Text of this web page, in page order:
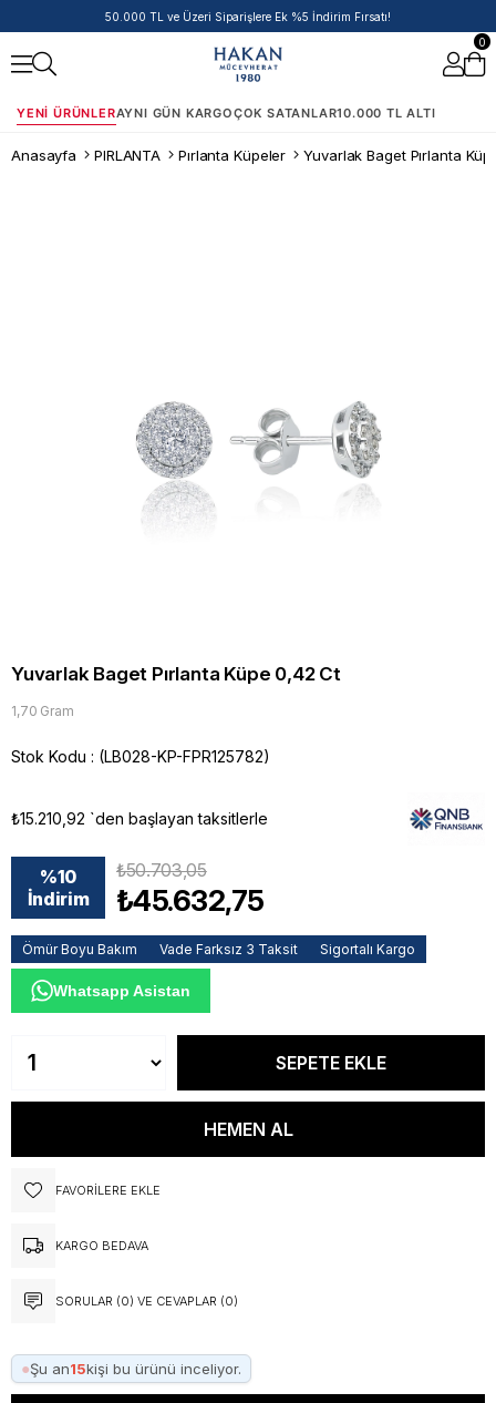
50.000 TL ve Üzeri Siparişlere Ek %5 İndirim Fırsatı!
0
YENI ÜRÜNLERAYNI GÜN KARGOÇOK SATANLAR10.000 TL ALTI
Anasayfa PIRLANTA Pırlanta Küpeler Yuvarlak Baget Pırlanta
Yuvarlak Baget Pırlanta Küpe 0,42 Ct
1,70 Gram
Stok Kodu (LB028-KP-FPR125782)
₺15.210,92 `den başlayan taksitlerle
%10
İndirim
₺50.703,05
₺45.632,75
Ömür Boyu Bakım Vade Farksız 3 Taksit Sigortalı Kargo
Whatsapp Asistan
FAVORILERE EKLE
KARGO BEDAVA
SORULAR (0) VE CEVAPLAR (0)
●Şu an15kişi bu ürünü inceliyor.